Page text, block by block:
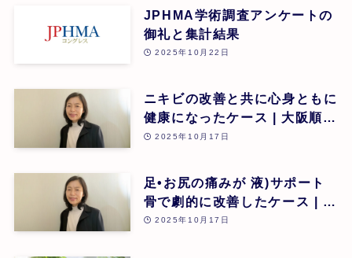
JPHMA学術調査アンケートの
御礼と集計結果
2025年10月22日
ニキビの改善と共に心身ともに
健康になったケース | 大阪順子
| 第26回
2025年10月17日
足•お尻の痛みが 液)サポート
骨で劇的に改善したケース | 大
阪順子 | 第26回
2025年10月17日